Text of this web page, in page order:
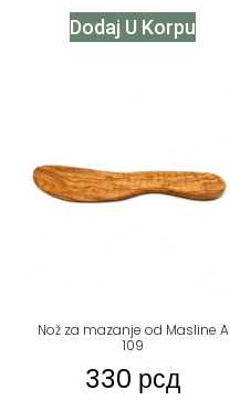
Dodaj U Korpu
Nož za mazanje od Masline A
109
330 рсд